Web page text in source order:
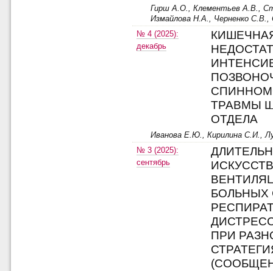
Гирш А.О., Клементьев А.В.,
Измайлова Н.А., Черненко С.В.,
№ 4 (2025):
декабрь
ТРАВМЫ
ОТДЕЛА
Иванова Е.Ю., Кирилина С.И.,
№ 3 (2025):
сентябрь
БОЛЬНЫХ
ПРИ